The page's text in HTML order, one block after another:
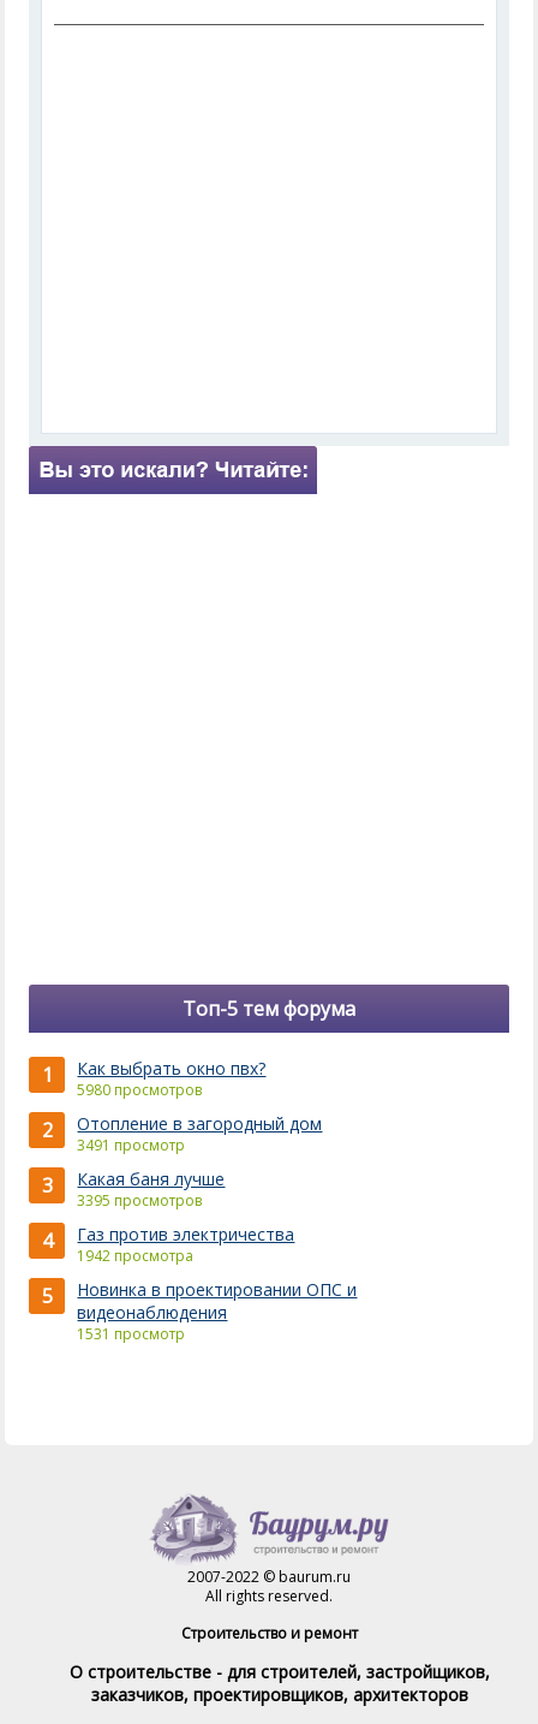
Топ-5 тем форума
1 Как выбрать окно пвх?
5980 просмотров
2 Отопление в загородный дом
3491 просмотр
3 Какая баня лучше
3395 просмотров
4 Газ против электричества
1942 просмотра
5
Новинка в проектировании ОПС и
видеонаблюдения
1531 просмотр
2007-2022 © baurum.ru
All rights reserved.
Строительство и ремонт
О строительстве - для строителей, застройщиков,
заказчиков, проектировщиков, архитекторов